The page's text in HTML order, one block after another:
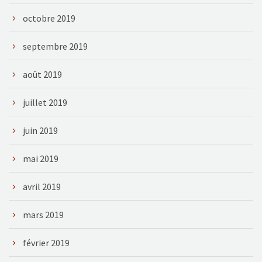
octobre 2019
septembre 2019
août 2019
juillet 2019
juin 2019
mai 2019
avril 2019
mars 2019
février 2019